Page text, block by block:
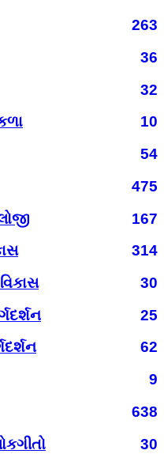
263
36
32
10
54
475
167
314
30
25
62
9
638
30